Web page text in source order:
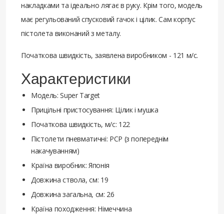
накладками та ідеально лягає в руку. Крім того, модель
має регульований спусковий гачок і цілик. Сам корпус
пістолета виконаний з металу.
Початкова швидкість, заявлена виробником - 121 м/с.
Характеристики
Модель: Super Target
Прицільні пристосування: Цілик і мушка
Початкова швидкість, м/с: 122
Пістолети пневматичні: PCP (з попереднім
накачуванням)
Країна виробник: Японія
Довжина ствола, см: 19
Довжина загальна, см: 26
Країна походження: Німеччина